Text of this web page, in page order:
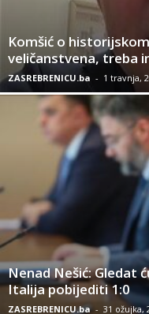
Komšić o
veličanstvena, treba
ZASREBRENICU.ba - 1 travnja,
Nenad Nešić: Gledat
Italija pobijediti 1:0
ZASREBRENICU.ba - 31 ožujka,